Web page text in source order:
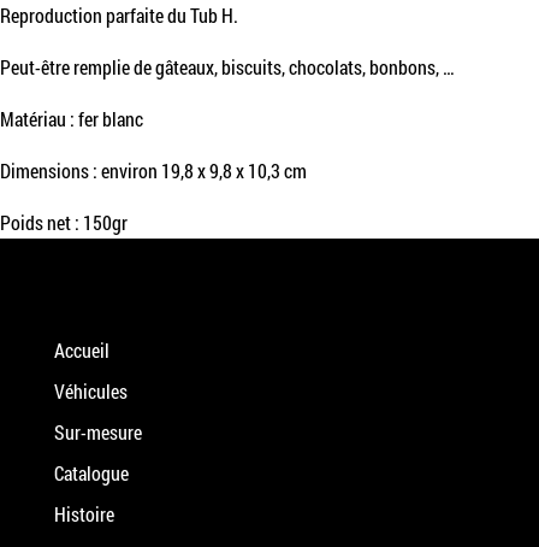
Reproduction parfaite du Tub H.
Peut-être remplie de gâteaux, biscuits, chocolats, bonbons, …
Matériau : fer blanc
Dimensions : environ 19,8 x 9,8 x 10,3 cm
Poids net : 150gr
Accueil
Véhicules
Sur-mesure
Catalogue
Histoire